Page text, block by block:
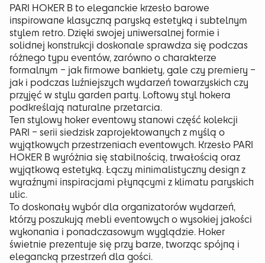
PARI HOKER B to eleganckie krzesło barowe
inspirowane klasyczną paryską estetyką i subtelnym
stylem retro. Dzięki swojej uniwersalnej formie i
solidnej konstrukcji doskonale sprawdza się podczas
różnego typu eventów, zarówno o charakterze
formalnym – jak firmowe bankiety, gale czy premiery –
jak i podczas luźniejszych wydarzeń towarzyskich czy
przyjęć w stylu garden party. Loftowy styl hokera
podkreślają naturalne przetarcia.
Ten stylowy hoker eventowy stanowi część kolekcji
PARI – serii siedzisk zaprojektowanych z myślą o
wyjątkowych przestrzeniach eventowych. Krzesło PARI
HOKER B wyróżnia się stabilnością, trwałością oraz
wyjątkową estetyką. Łączy minimalistyczny design z
wyraźnymi inspiracjami płynącymi z klimatu paryskich
ulic.
To doskonały wybór dla organizatorów wydarzeń,
którzy poszukują mebli eventowych o wysokiej jakości
wykonania i ponadczasowym wyglądzie. Hoker
świetnie prezentuje się przy barze, tworząc spójną i
elegancką przestrzeń dla gości.